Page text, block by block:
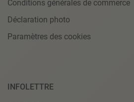
Conditions générales de commerce
Déclaration photo
Paramètres des cookies
INFOLETTRE